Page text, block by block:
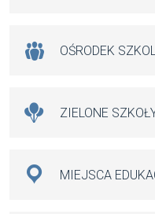
OŚRODEK
ZIELONE
MIEJSCA